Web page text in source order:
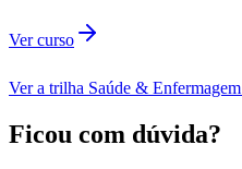
Ver curso
Ver a trilha Saúde & Enfermagem
Ficou com dúvida?